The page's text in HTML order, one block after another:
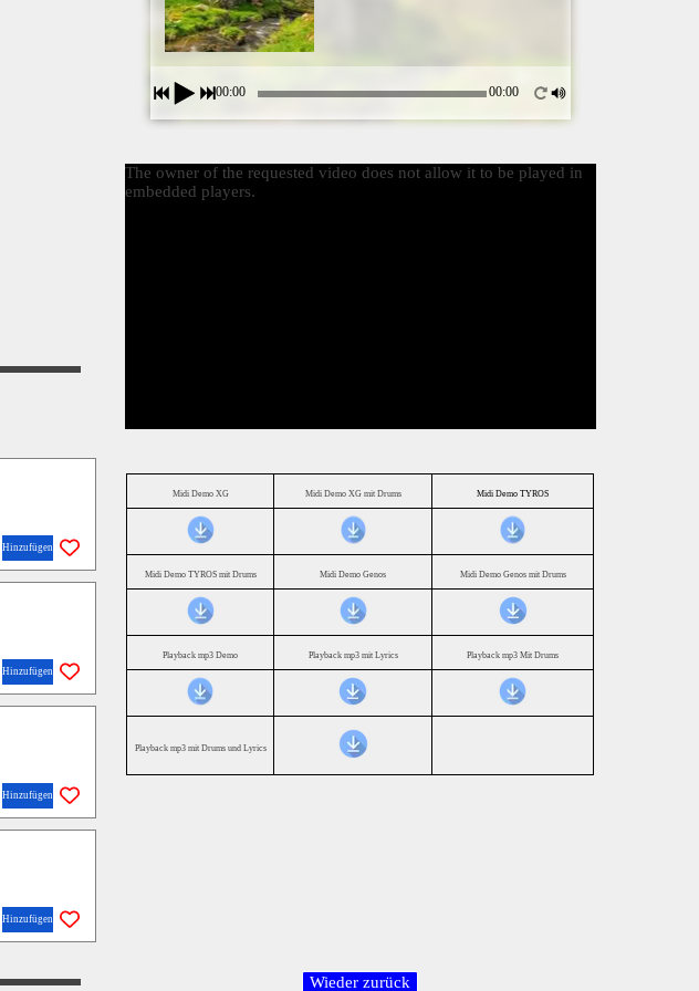
00:00 00:00
The owner of the requested video does not allow it to be played in
embedded players.
Hinzufügen
Hinzufügen
Hinzufügen
Hinzufügen
Midi Demo XG Midi Demo XG mit Drums Midi Demo TYROS
Midi Demo TYROS mit Drums Midi Demo Genos Midi Demo Genos mit Drums
Playback mp3 Demo Playback mp3 mit Lyrics Playback mp3 Mit Drums
Playback mp3 mit Drums und Lyrics